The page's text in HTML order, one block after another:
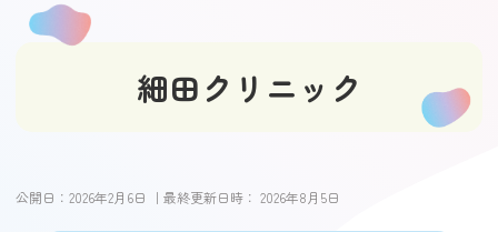
細田クリニック
公開日：2026年2月6日 ｜最終更新日時：2026年8月5日